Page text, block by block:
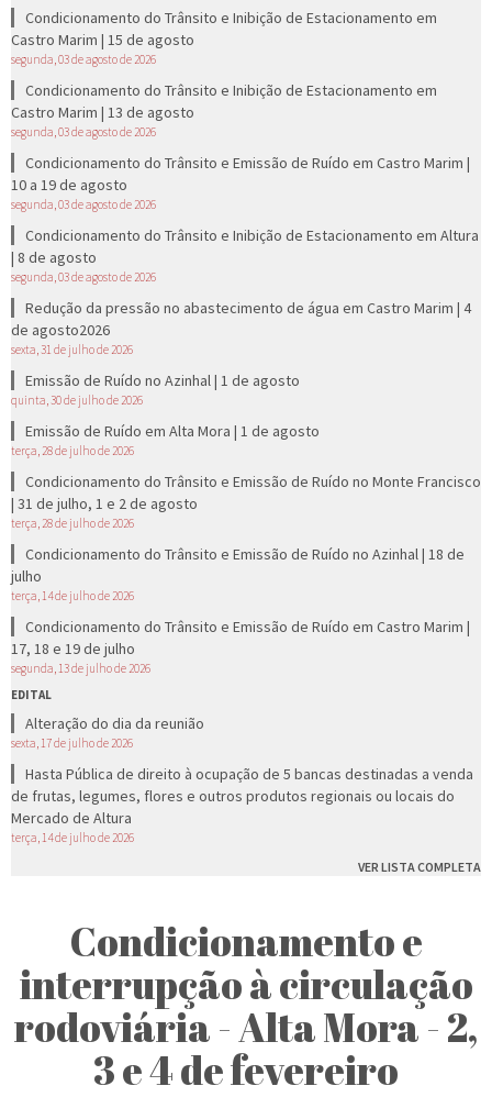
Condicionamento do Trânsito e Inibição de Estacionamento em
Castro Marim | 15 de agosto
segunda, 03 de agosto de 2026
Condicionamento do Trânsito e Inibição de Estacionamento em
Castro Marim | 13 de agosto
segunda, 03 de agosto de 2026
Condicionamento do Trânsito e Emissão de Ruído em Castro Marim |
10 a 19 de agosto
segunda, 03 de agosto de 2026
Condicionamento do Trânsito e Inibição de Estacionamento em Altura
| 8 de agosto
segunda, 03 de agosto de 2026
Redução da pressão no abastecimento de água em Castro Marim | 4
de agosto2026
sexta, 31 de julho de 2026
Emissão de Ruído no Azinhal | 1 de agosto
quinta, 30 de julho de 2026
Emissão de Ruído em Alta Mora | 1 de agosto
terça, 28 de julho de 2026
Condicionamento do Trânsito e Emissão de Ruído no Monte Francisco
| 31 de julho, 1 e 2 de agosto
terça, 28 de julho de 2026
Condicionamento do Trânsito e Emissão de Ruído no Azinhal | 18 de
julho
terça, 14 de julho de 2026
Condicionamento do Trânsito e Emissão de Ruído em Castro Marim |
17, 18 e 19 de julho
segunda, 13 de julho de 2026
EDITAL
Alteração do dia da reunião
sexta, 17 de julho de 2026
Hasta Pública de direito à ocupação de 5 bancas destinadas a venda
de frutas, legumes, flores e outros produtos regionais ou locais do
Mercado de Altura
terça, 14 de julho de 2026
VER LISTA COMPLETA
Condicionamento e
interrupção à circulação
rodoviária - Alta Mora - 2,
3 e 4 de fevereiro